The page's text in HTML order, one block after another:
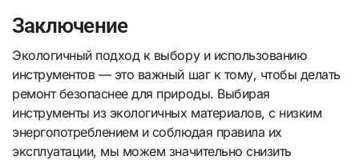
Заключение
Экологичный подход к выбору и использованию
инструментов — это важный шаг к тому, чтобы делать
ремонт безопаснее для природы. Выбирая
инструменты из экологичных материалов, с низким
энергопотреблением и соблюдая правила их
эксплуатации, мы можем значительно снизить